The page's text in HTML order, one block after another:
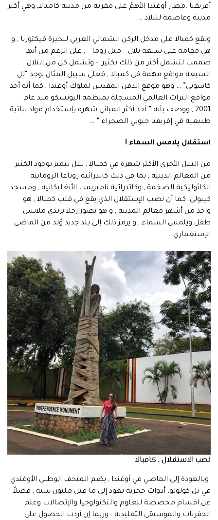
أفريقيا .مطار أوغندا الأهمّ على مقربة من مدينة كامبالا, وهي أكبر
مدينة وعاصمة للبلاد …
وتقع كمبالا على مدخل الركن الشمالي الغربي لبحيرة فيكتوريا , و
هي مقامة على سبعة تلال – مثل روما – , على الرغم من أنها
صممت لتشمل أكثر من ذلك بكثير .- وتشمل كل من التلال
السبعة مواقع مهمة في كمبالا , فعلى سبيل المثال يوجد “تل
كاسوبي” … وهو موقع الدفن المقدس لملوك أوغندا , كما أنه أحد
مواقع التراث العالمي المسجلة بمنظمة اليونسكو منذ عام
2001 , ووصف بأنه ” أحد أكثر المباني شهرة بإستخدام مواد نباتية
طبيعية في إفريقيا جنوبي الصحراء ” …
استقلال يلامس السماء !
من التلال الأخرى الأكثر شهرة في كمبالا , تلال تتميز بوجود الكثير
من المعالم الدينية , بما في ذلك كاتدرائية روباغا الرومانية
الكاثوليكية الضخمة , وكاتدرائية ناميريمب الأنغليكانية , ومسجد
كيبولي .كما أن نصب الإستقلال الذي يقع في قلب كمبالا , هو
واحد من أشهر معالم المدينة , و هو يصور رجلا يرتدي ملابس
طفل ويلمس السماء , و يرمز ذلك إلى بلد جديد وُلد من الماضي
الإستعماري…
نصب الاستقلال ـ كامبالا
وبالعودة إلى الماضي في أوغندا , يضم المتحف الوطني الأوغندي
في تل كولولو، أدوات حجرية تعود إلى ما قبل مليون سنة , فضلاً
عن اقسام مخصصة للعلوم والتكنولوجيا والإتصالات وعلم
الحفريات والموسيقى التقليدية . وربما إن أردت الحصول على